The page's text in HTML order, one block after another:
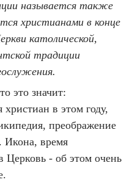
называется также
христианами в конце
католической,
традиции
это значит:
в этом году,
преображение
Икона, время
Церковь - об этом очень